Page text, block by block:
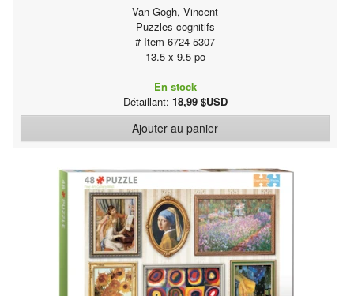
Van Gogh, Vincent
Puzzles cognitifs
# Item 6724-5307
13.5 x 9.5 po
En stock
Détaillant: 18,99 $USD
Ajouter au panier